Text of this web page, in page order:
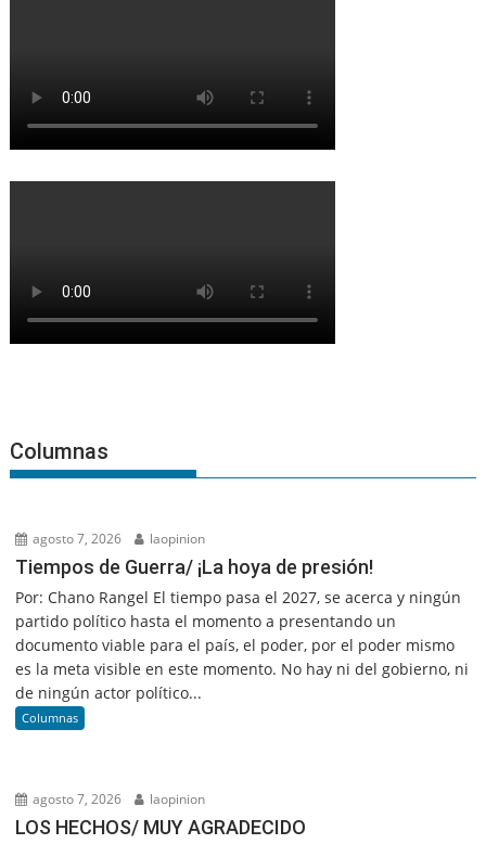
Columnas
agosto 7, 2026 laopinion
Tiempos de Guerra/ ¡La hoya de presión!
Por: Chano Rangel El tiempo pasa el 2027, se acerca y ningún
partido político hasta el momento a presentando un
documento viable para el país, el poder, por el poder mismo
es la meta visible en este momento. No hay ni del gobierno, ni
de ningún actor político...
Columnas
agosto 7, 2026 laopinion
LOS HECHOS/ MUY AGRADECIDO